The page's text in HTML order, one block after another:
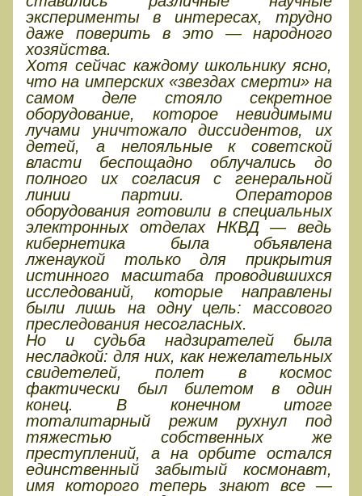
эксперименты в интересах, трудно
даже поверить в это — народного
хозяйства.
Хотя сейчас каждому школьнику ясно,
что на имперских «звездах смерти» на
самом деле стояло секретное
оборудование, которое невидимыми
лучами уничтожало диссидентов, их
детей, а нелояльные к советской
власти беспощадно облучались до
полного их согласия с генеральной
линии партии. Операторов
оборудования готовили в специальных
электронных отделах НКВД — ведь
кибернетика была объявлена
лженаукой только для прикрытия
истинного масштаба проводившихся
исследований, которые направлены
были лишь на одну цель: массового
преследования несогласных.
Но и судьба надзирателей была
несладкой: для них, как нежелательных
свидетелей, полет в космос
фактически был билетом в один
конец. В конечном итоге
тоталитарный режим рухнул под
тяжестью собственных же
преступлений, а на орбите остался
единственный забытый космонавт,
имя которого теперь знают все —